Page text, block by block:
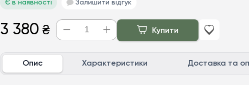
Є в наявності Залишити відгук
3 380 ₴ Купити
Опис Характеристики Доставка та